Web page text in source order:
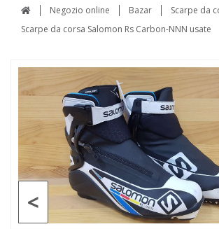
Negozio online Bazar
Scarpe da
Scarpe da corsa Salomon Rs Carbon-NNN usate
<